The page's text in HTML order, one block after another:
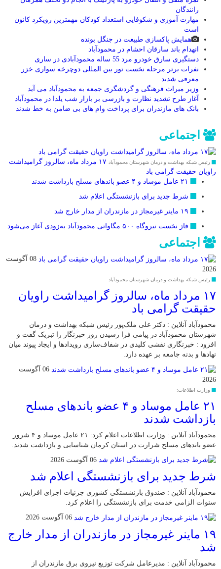
رانندگان
مهارت آموزی و شکوفایی استعداد کودکان مهمترین رویکرد کانون
است
همایش پاکسازی طبیعت در جنگل بونده
انهدام باند سارقان احشام در محمودآباد
دستگیری سارق خودرو مرد 55 ساله محمودآبادی در ساری
نفرات برتر مرحله نخست تور بین المللی دوچرخه سواری خزر
معرفی شدند
وزیر میراث فرهنگی و گردشگری جمعه به محمودآباد می آید
آغاز طرح تشدید نظارت و بازرسی بر بازار شب یلدا در محمودآباد
بانک های مازندران برای پرداخت وام های بی ضامن به خط شدند
اجتماعی
رئیس شبکه بهداشت و درمان شهرستان محمودآباد
۱۷ مرداد ماه، سالروز گرامیداشت
راویان حقیقت گرامی باد
شرط جدید برای بازنشستگی اعلام شد
فاز نخست نیروگاه ۵۰۰ مگاواتی محمودآباد به‌زودی آغاز می‌شود
اجتماعی
08 آگوست
2026
رئیس شبکه بهداشت و درمان شهرستان محمودآباد
۱۷ مرداد ماه، سالروز گرامیداشت راویان
حقیقت گرامی باد
محمودآباد آنلاین : دکتر علی ملک‌پور رئیس شبکه بهداشت و درمان
شهرستان محمودآباد در پیامی فرا رسیدن روز خبرنگار را تبریک گفت و
افزود : خبرنگاری نقشی کلیدی در شفاف‌سازی رویدادها و ایجاد پیوند میان
نهادها و بدنه جامعه بر عهده دارد.
06 آگوست
2026
وزارت اطلاعات:
۲۱ عامل موساد و ۴ عضو باند‌های مسلح
بازداشت شدند
محمودآباد آنلاین : وزارت اطلاعات اعلام کرد: ۲۱ عامل موساد و ۴ شرور
عضو باند‌های مسلح شرارت در استان کرمان شناسایی و بازداشت شدند.
06 آگوست 2026
شرط جدید برای بازنشستگی اعلام شد
محمودآباد آنلاین : صندوق بازنشستگی کشوری جزئیات اجرای افزایش
سنوات الزامی خدمت برای بازنشستگی را اعلام کرد.
06 آگوست 2026
۱۹ ماینر غیرمجاز در مازندران از مدار خارج
شد
محمودآباد آنلاین : مدیرعامل شرکت توزیع نیروی برق مازندران از